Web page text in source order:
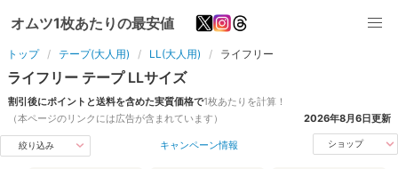
オムツ1枚あたりの最安値
トップ テープ(大人用) LL(大人用) ライフリー
ライフリー テープ LLサイズ
割引後にポイントと送料を含めた実質価格で1枚あたりを計算！
（本ページのリンクには広告が含まれています）
2026年8月6日更新
絞り込み キャンペーン情報 ショップ